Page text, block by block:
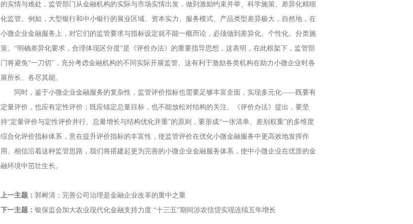
的实情与难处，监管部门从金融机构的实际与市场实情出发，做到激励约束并举、科学施策、差异化精细
化监管。例如，大型银行和中小银行的展业区域、资本实力、服务模式、产品类型差异极大，自然地，在
小微企业金融服务上，对它们的监管要求与指标设定就不能一概而论，必须做到差异化、个性化、分类施
策。“明确差异化要求，合理体现区分度”是《评价办法》的重要指导思想，这表明，在此框架下，监管部
门将避免“一刀切”，充分考虑金融机构的不同实际开展监管。这有利于激励各类机构在助力小微企业时各
展所长、各尽其能。
同时，鉴于小微企业金融服务的复杂性，监管评价指标也需要足够丰富全面，实现多元化——既要有
定量评价，也应有定性评价；既应锚定总量目标，也不能放松对结构的关注。《评价办法》提出，要坚
持“定量评价与定性评价并行、总量增长与结构优化并重”的原则，要形成“一张清单、差别权重”的多维度
综合化评价指标体系，意在提升评价指标的丰富性，使监管评价在优化小微金融服务中更高效地发挥作
用。相信沿着这种监管思路，我们将搭建起更为完善的小微企业金融服务体系，使中小微企业在优质的金
融环境中茁壮生长。
上一主题： 郭树清：完善公司治理是金融企业改革的重中之重
下一主题： 银保监会加大农业现代化金融支持力度 “十三五”期间涉农信贷实现连续五年增长